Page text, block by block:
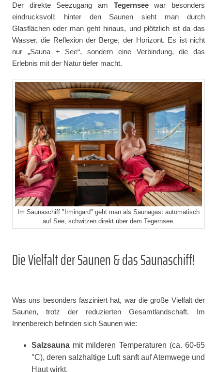
Der direkte Seezugang am Tegernseewar besonders
eindrucksvoll: hinter den Saunen sieht man durch
Glasflächen oder man geht hinaus, und plötzlich ist da das
Wasser, die Reflexion der Berge, der Horizont. Es ist nicht
nur „Sauna + See“, sondern eine Verbindung, die das
Erlebnis mit der Natur tiefer macht.
Im Saunaschiff "Irmingard" geht man als Saunagast automatisch
auf See, schwitzen direkt über dem Tegernsee.
Die Vielfalt der Saunen & das Saunaschiff!
Was uns besonders fasziniert hat, war die große Vielfalt der
Saunen, trotz der reduzierten Gesamtlandschaft. Im
Innenbereich befinden sich Saunen wie:
Salzsauna mit milderen Temperaturen (ca. 60-65
°C), deren salzhaltige Luft sanft auf Atemwege und
Haut wirkt.